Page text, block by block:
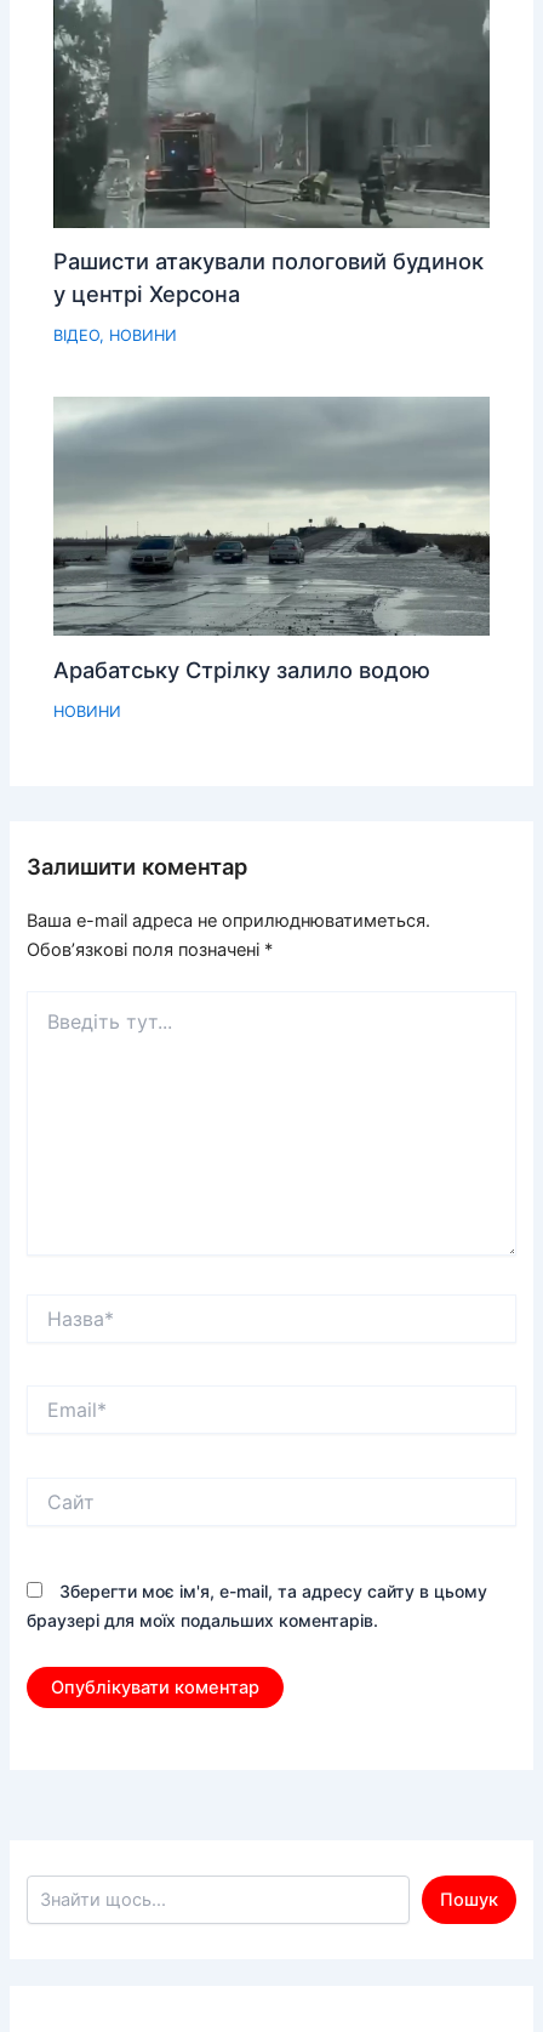
Рашисти атакували пологовий будинок
у центрі Херсона
ВІДЕО, НОВИНИ
Арабатську Стрілку залило водою
НОВИНИ
Залишити коментар
Ваша e-mail адреса не оприлюднюватиметься.
Обов’язкові поля позначені *
тут...
Зберегти моє ім'я, e-mail, та адресу сайту в цьому
браузері для моїх подальших коментарів.
Пошук